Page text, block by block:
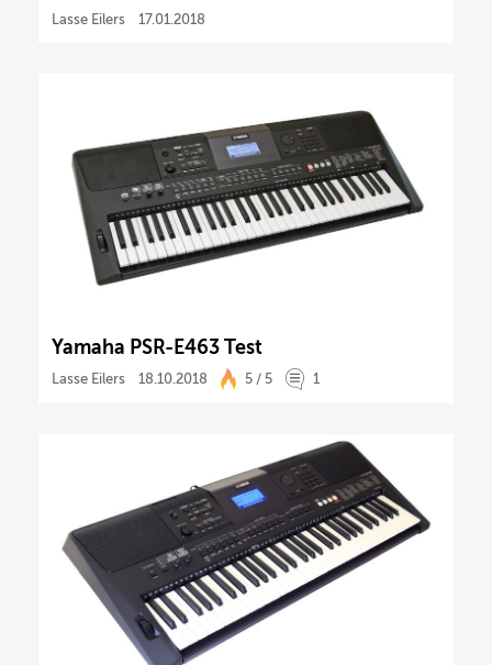
Lasse Eilers 17.01.2018
Yamaha PSR-E463 Test
Lasse Eilers 18.10.2018 5 / 5 1